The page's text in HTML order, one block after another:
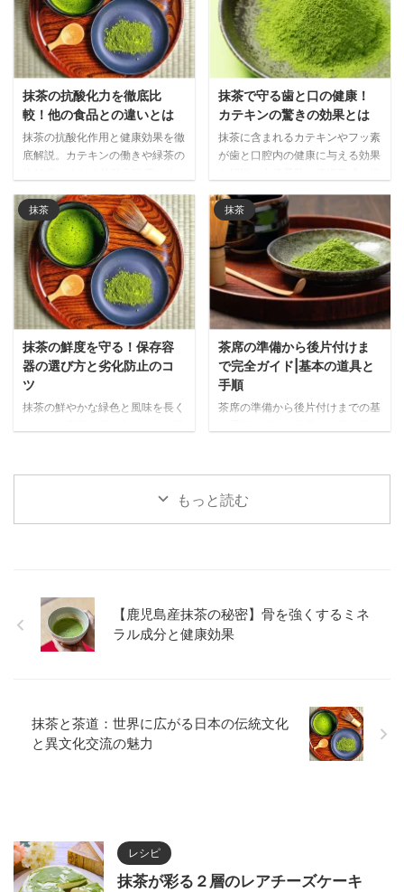
抹茶の抗酸化力を徹底比
較！他の食品との違いとは
抹茶の抗酸化作用と健康効果を徹
底解説。カテキンの働きや緑茶の
抹茶が注目される理由と日常的な
取り入れ方をご紹介します。
抹茶で守る歯と口の健康！
カテキンの驚きの効果とは
抹茶に含まれるカテキンやフッ素
が歯と口腔内の健康に与える効果
を取り入れることで期待できる口
腔ケア効果を詳しく紹介します。
抹茶
抹茶の鮮度を守る！保存容
器の選び方と劣化防止のコ
ツ
抹茶の鮮やかな緑色と風味を長く
ス・プラスチック製など素材別の
メリット・デメリットを詳しく紹
抹茶
茶席の準備から後片付けま
で完全ガイド|基本の道具と
手順
茶席の準備から後片付けまでの基
たおもてなしを実現するポイント
をわかりやすく紹介します。
もっと読む
【鹿児島産抹茶の秘密】骨を強くするミネ
ラル成分と健康効果
抹茶と茶道：世界に広がる日本の伝統文化
と異文化交流の魅力
レシピ
抹茶が彩る２層のレアチーズケーキ